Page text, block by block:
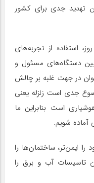
تهدید جدی برای کشور
استفاده از تجربه‌های
دستگاه‌های مسئول و
در جهت غلبه بر چالش
جدی است زلزله یعنی
است بنابراین ما
آماده شویم.
ایمن‌تر، ساختمان‌ها را
تاسیسات آب و برق را